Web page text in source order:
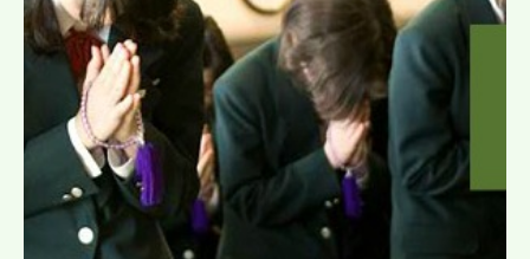
説明会・イベント情報
よみもの
学校からのお知らせ
学校HP最新情報